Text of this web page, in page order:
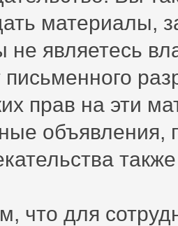
материалы,
не являетесь
письменного
прав на эти
объявления,
что для